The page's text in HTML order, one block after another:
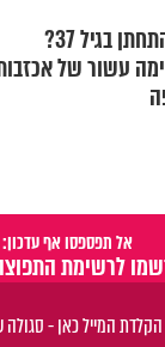
מה הסיכוי להתחתן בגיל 37?
עשור של
אל תפספסו אף עדכון:
לרשימת